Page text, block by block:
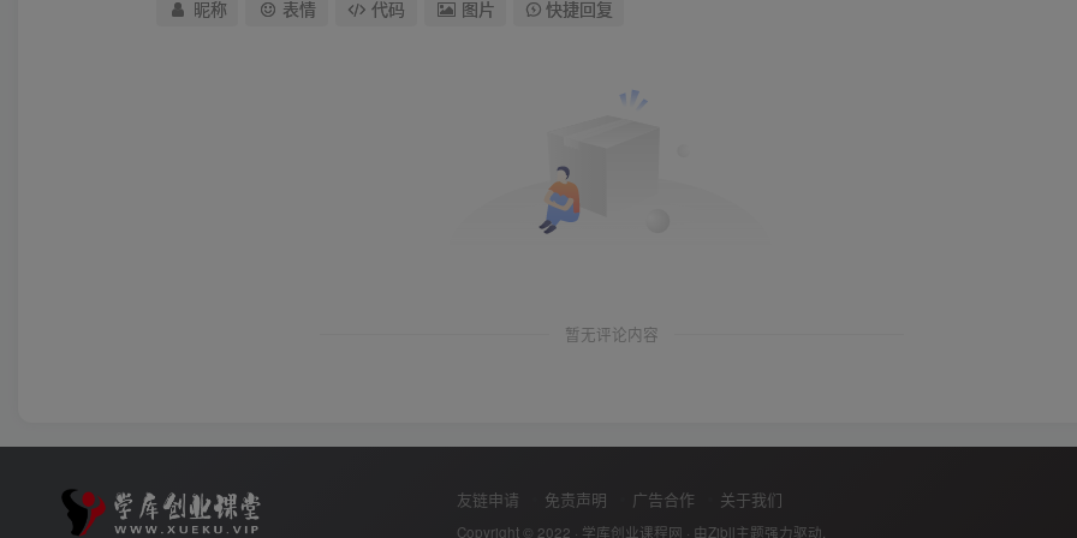
昵称 表情 代码 图片 快捷回复
暂无评论内容
友链申请 免责声明 广告合作 关于我们
Copyright © 2022 · 学库创业课程网 · 由Zibll主题强力驱动.